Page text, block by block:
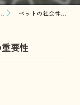
ペットの社会性を育む預かりの重要性
要性